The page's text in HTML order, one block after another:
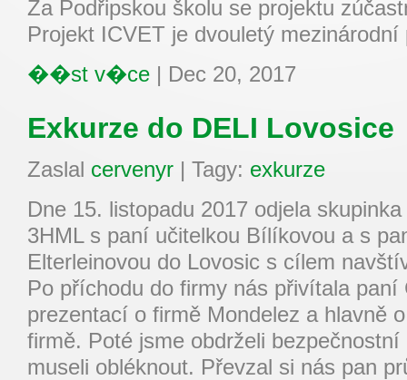
Za Podřipskou školu se projektu
Projekt ICVET je dvouletý
��st v�ce | Dec 20, 2017
Exkurze do DELI Lovosice
Zaslal cervenyr | Tagy: exkurze
Dne 15. listopadu 2017 odjela
3HML s paní učitelkou Bílíkovou a s
Elterleinovou do Lovosic s cílem
Po příchodu do firmy nás přivítala paní
prezentací o firmě Mondelez a hlavně
firmě. Poté jsme obdrželi
museli obléknout. Převzal si nás pan